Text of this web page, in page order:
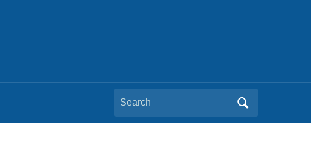
Search
for: